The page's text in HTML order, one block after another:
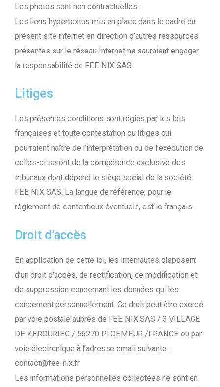
Les photos sont non contractuelles.
Les liens hypertextes mis en place dans le cadre du
présent site internet en direction d’autres ressources
présentes sur le réseau Internet ne sauraient engager
la responsabilité de FEE NIX SAS.
Litiges
Les présentes conditions sont régies par les lois
françaises et toute contestation ou litiges qui
pourraient naître de l’interprétation ou de l’exécution de
celles-ci seront de la compétence exclusive des
tribunaux dont dépend le siège social de la société
FEE NIX SAS. La langue de référence, pour le
règlement de contentieux éventuels, est le français.
Droit d’accès
En application de cette loi, les internautes disposent
d’un droit d’accès, de rectification, de modification et
de suppression concernant les données qui les
concernent personnellement. Ce droit peut être exercé
par voie postale auprès de FEE NIX SAS / 3 VILLAGE
DE KEROURIEC / 56270 PLOEMEUR /FRANCE ou par
voie électronique à l’adresse email suivante :
contact@fee-nix.fr
Les informations personnelles collectées ne sont en